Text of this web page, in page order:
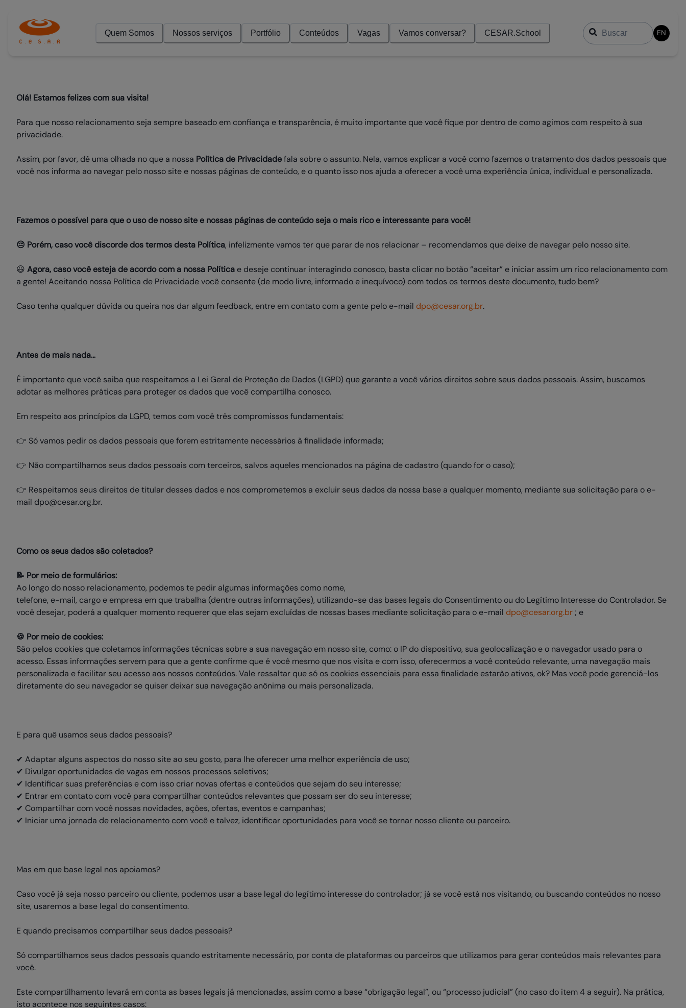
Quem Somos Nossos serviços Portfólio Conteúdos Vagas Vamos conversar? CESAR.School
Buscar
EN
Olá! Estamos felizes com sua visita!
Para que nosso relacionamento seja sempre baseado em confiança e transparência, é muito importante que você fique por dentro de como agimos com respeito à sua
privacidade.
Assim, por favor, dê uma olhada no que a nossa Política de Privacidadefala sobre o assunto. Nela, vamos explicar a você como fazemos o tratamento dos dados pessoais que
você nos informa ao navegar pelo nosso site e nossas páginas de conteúdo, e o quanto isso nos ajuda a oferecer a você uma experiência única, individual e personalizada.
Fazemos o possível para que o uso de nosso site e nossas páginas de conteúdo seja o mais rico e interessante para você!
😔 Porém, caso você discorde dos termos desta Política, infelizmente vamos ter que parar de nos relacionar – recomendamos que deixe de navegar pelo nosso site.
😃 Agora, caso você esteja de acordo com a nossa Política e deseje continuar interagindo conosco, basta clicar no botão “aceitar” e iniciar assim um rico relacionamento com
a gente! Aceitando nossa Política de Privacidade você consente (de modo livre, informado e inequívoco) com todos os termos deste documento, tudo bem?
Caso tenha qualquer dúvida ou queira nos dar algum feedback, entre em contato com a gente pelo e-mail dpo@cesar.org.br.
Antes de mais nada…
É importante que você saiba que respeitamos a Lei Geral de Proteção de Dados (LGPD) que garante a você vários direitos sobre seus dados pessoais. Assim, buscamos
adotar as melhores práticas para proteger os dados que você compartilha conosco.
Em respeito aos princípios da LGPD, temos com você três compromissos fundamentais:
👉 Só vamos pedir os dados pessoais que forem estritamente necessários à finalidade informada;
👉 Não compartilhamos seus dados pessoais com terceiros, salvos aqueles mencionados na página de cadastro (quando for o caso);
👉 Respeitamos seus direitos de titular desses dados e nos comprometemos a excluir seus dados da nossa base a qualquer momento, mediante sua solicitação para o e-
mail dpo@cesar.org.br.
Como os seus dados são coletados?
📝 Por meio de formulários:
Ao longo do nosso relacionamento, podemos te pedir algumas informações como nome,
telefone, e-mail, cargo e empresa em que trabalha (dentre outras informações), utilizando-se das bases legais do Consentimento ou do Legítimo Interesse do Controlador. Se
você desejar, poderá a qualquer momento requerer que elas sejam excluídas de nossas bases mediante solicitação para o e-mail dpo@cesar.org.br ; e
🍪 Por meio de cookies:
São pelos cookies que coletamos informações técnicas sobre a sua navegação em nosso site, como: o IP do dispositivo, sua geolocalização e o navegador usado para o
acesso. Essas informações servem para que a gente confirme que é você mesmo que nos visita e com isso, oferecermos a você conteúdo relevante, uma navegação mais
personalizada e facilitar seu acesso aos nossos conteúdos. Vale ressaltar que só os cookies essenciais para essa finalidade estarão ativos, ok? Mas você pode gerenciá-los
diretamente do seu navegador se quiser deixar sua navegação anônima ou mais personalizada.
E para quê usamos seus dados pessoais?
✔ Adaptar alguns aspectos do nosso site ao seu gosto, para lhe oferecer uma melhor experiência de uso;
✔ Divulgar oportunidades de vagas em nossos processos seletivos;
✔ Identificar suas preferências e com isso criar novas ofertas e conteúdos que sejam do seu interesse;
✔ Entrar em contato com você para compartilhar conteúdos relevantes que possam ser do seu interesse;
✔ Compartilhar com você nossas novidades, ações, ofertas, eventos e campanhas;
✔ Iniciar uma jornada de relacionamento com você e talvez, identificar oportunidades para você se tornar nosso cliente ou parceiro.
Mas em que base legal nos apoiamos?
Caso você já seja nosso parceiro ou cliente, podemos usar a base legal do legítimo interesse do controlador; já se você está nos visitando, ou buscando conteúdos no nosso
site, usaremos a base legal do consentimento.
E quando precisamos compartilhar seus dados pessoais?
Só compartilhamos seus dados pessoais quando estritamente necessário, por conta de plataformas ou parceiros que utilizamos para gerar conteúdos mais relevantes para
você.
Este compartilhamento levará em conta as bases legais já mencionadas, assim como a base “obrigação legal”, ou “processo judicial” (no caso do item 4 a seguir). Na prática,
isto acontece nos seguintes casos: